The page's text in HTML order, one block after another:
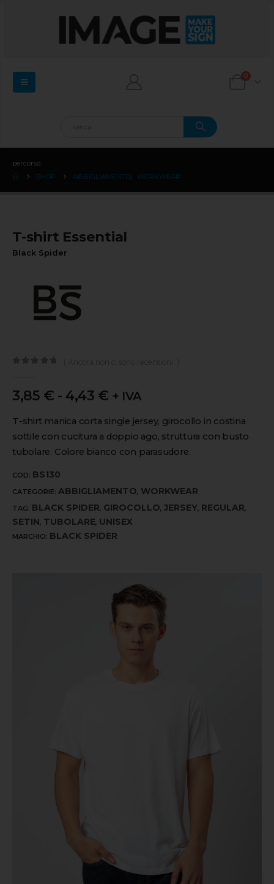
0
percorso:
SHOP
ABBIGLIAMENTO WORKWEAR
T-shirt Essential
Black Spider
3,85 € - 4,43 € + IVA
T-shirt manica corta single jersey, girocollo in costina
sottile con cucitura a doppio ago, struttura con busto
tubolare. Colore bianco con parasudore.
COD: BS130
CATEGORIE: ABBIGLIAMENTO, WORKWEAR
TAG: BLACK SPIDER, GIROCOLLO, JERSEY, REGULAR,
SETIN, TUBOLARE, UNISEX
MARCHIO: BLACK SPIDER